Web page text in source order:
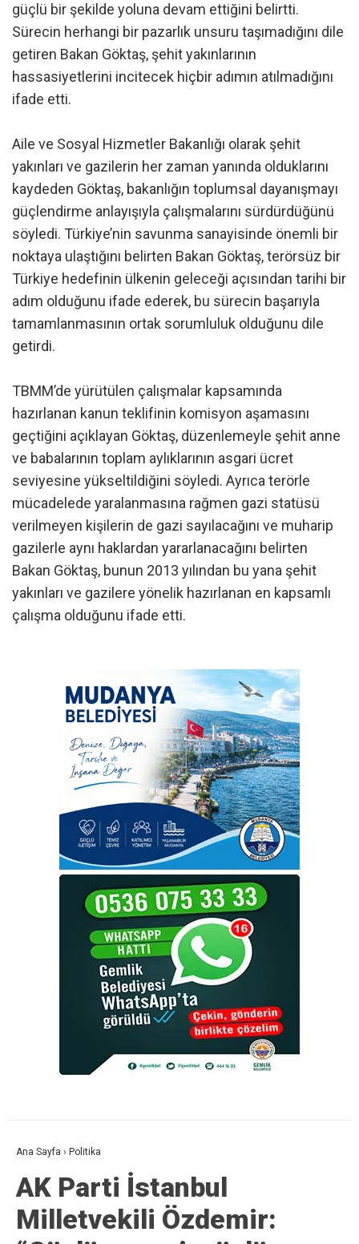
güçlü bir şekilde yoluna devam ettiğini belirtti.
Sürecin herhangi bir pazarlık unsuru taşımadığını dile
getiren Bakan Göktaş, şehit yakınlarının
hassasiyetlerini incitecek hiçbir adımın atılmadığını
ifade etti.
Aile ve Sosyal Hizmetler Bakanlığı olarak şehit
yakınları ve gazilerin her zaman yanında olduklarını
kaydeden Göktaş, bakanlığın toplumsal dayanışmayı
güçlendirme anlayışıyla çalışmalarını sürdürdüğünü
söyledi. Türkiye’nin savunma sanayisinde önemli bir
noktaya ulaştığını belirten Bakan Göktaş, terörsüz bir
Türkiye hedefinin ülkenin geleceği açısından tarihi bir
adım olduğunu ifade ederek, bu sürecin başarıyla
tamamlanmasının ortak sorumluluk olduğunu dile
getirdi.
TBMM’de yürütülen çalışmalar kapsamında
hazırlanan kanun teklifinin komisyon aşamasını
geçtiğini açıklayan Göktaş, düzenlemeyle şehit anne
ve babalarının toplam aylıklarının asgari ücret
seviyesine yükseltildiğini söyledi. Ayrıca terörle
mücadelede yaralanmasına rağmen gazi statüsü
verilmeyen kişilerin de gazi sayılacağını ve muharip
gazilerle aynı haklardan yararlanacağını belirten
Bakan Göktaş, bunun 2013 yılından bu yana şehit
yakınları ve gazilere yönelik hazırlanan en kapsamlı
çalışma olduğunu ifade etti.
Ana Sayfa › Politika
AK Parti İstanbul
Milletvekili Özdemir: